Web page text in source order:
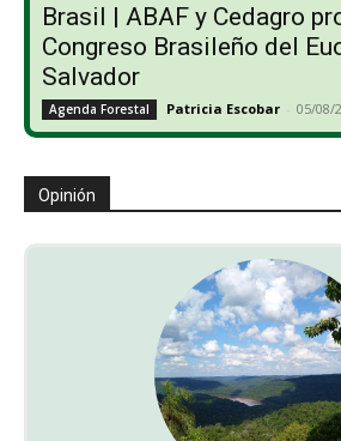
Brasil | ABAF y Cedagro
Congreso Brasileño del
Salvador
Agenda Forestal Patricia Escobar - 05/08/
Opinión